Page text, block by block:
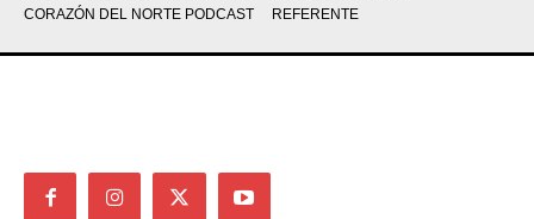
CORAZÓN DEL NORTE PODCAST
REFERENTE